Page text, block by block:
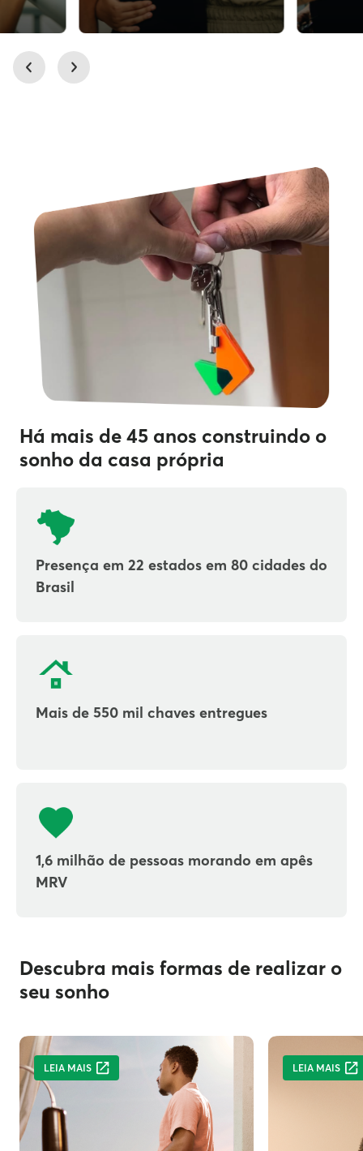
Há mais de 45 anos construindo o
sonho da casa própria
Presença em 22 estados em 80 cidades do
Brasil
Mais de 550 mil chaves entregues
1,6 milhão de pessoas morando em apês
MRV
Descubra mais formas de realizar o
seu sonho
LEIA MAIS LEIA MAIS